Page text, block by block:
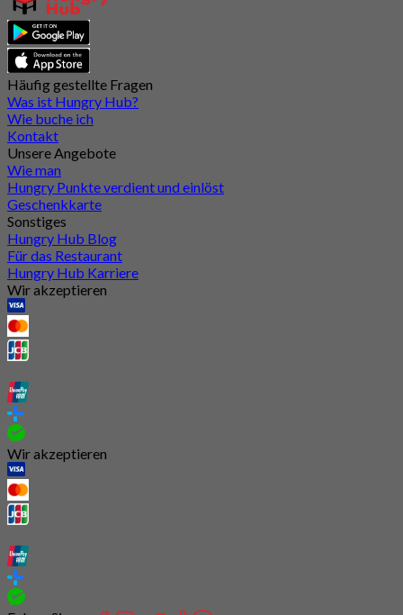
Häufig gestellte Fragen
Was ist Hungry Hub?
Wie buche ich
Kontakt
Unsere Angebote
Wie man
Hungry Punkte verdient und einlöst
Geschenkkarte
Sonstiges
Hungry Hub Blog
Für das Restaurant
Hungry Hub Karriere
Wir akzeptieren
Wir akzeptieren